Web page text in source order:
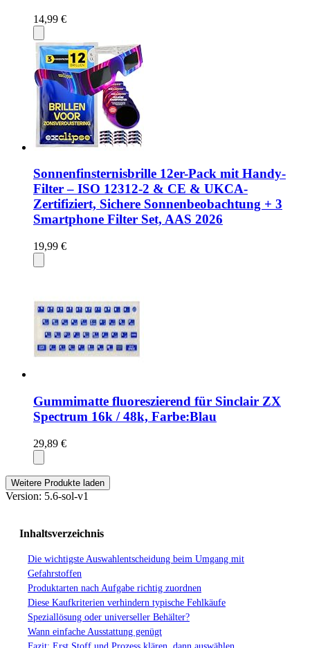
14,99 €
Sonnenfinsternisbrille 12er-Pack mit Handy-
Filter – ISO 12312-2 & CE & UKCA-
Zertifiziert, Sichere Sonnenbeobachtung + 3
Smartphone Filter Set, AAS 2026
19,99 €
Gummimatte fluoreszierend für Sinclair ZX
Spectrum 16k / 48k, Farbe:Blau
29,89 €
Weitere Produkte laden
Version: 5.6-sol-v1
Inhaltsverzeichnis
Die wichtigste Auswahlentscheidung beim Umgang mit
Gefahrstoffen
Produktarten nach Aufgabe richtig zuordnen
Diese Kaufkriterien verhindern typische Fehlkäufe
Speziallösung oder universeller Behälter?
Wann einfache Ausstattung genügt